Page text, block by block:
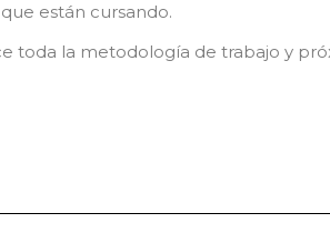
están cursando.
toda la metodología de trabajo y